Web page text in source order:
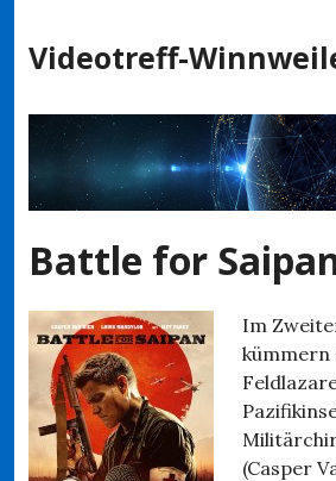
Inhalt
springen
Videotreff-
Battle for
Im
kümmern
(Casper